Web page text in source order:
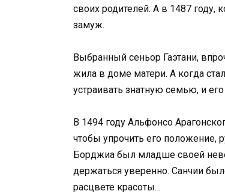
своих родителей. А в 1487 году,
замуж.
Выбранный сеньор Гаэтани,
жила в доме матери. А когда
устраивать знатную семью, и его
В 1494 году Альфонсо
чтобы упрочить его
Борджиа был младше своей
держаться уверенно. Санчии
расцвете красоты…